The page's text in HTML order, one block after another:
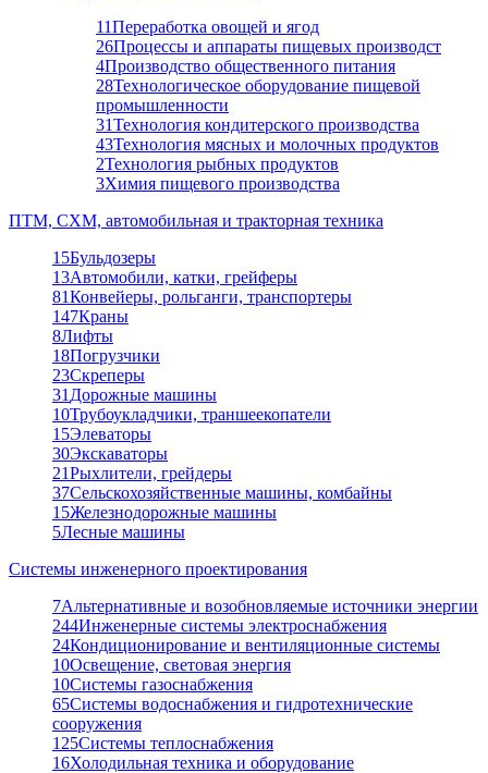
11Переработка овощей и ягод
26Процессы и аппараты пищевых производст
4Производство общественного питания
28Технологическое оборудование пищевой
промышленности
31Технология кондитерского производства
43Технология мясных и молочных продуктов
2Технология рыбных продуктов
3Химия пищевого производства
ПТМ, СХМ, автомобильная и тракторная техника
15Бульдозеры
13Автомобили, катки, грейферы
81Конвейеры, рольганги, транспортеры
147Краны
8Лифты
18Погрузчики
23Скреперы
31 Дорожные машины
10Трубоукладчики, траншеекопатели
15Элеваторы
30Экскаваторы
21Рыхлители, грейдеры
37Сельскохозяйственные машины, комбайны
15Железнодорожные машины
5Лесные машины
Системы инженерного проектирования
7Альтернативные и возобновляемые источники энергии
244Инженерные системы электроснабжения
24Кондиционирование и вентиляционные системы
10Освещение, световая энергия
10Системы газоснабжения
65Системы водоснабжения и гидротехнические
сооружения
125Системы теплоснабжения
16Холодильная техника и оборудование